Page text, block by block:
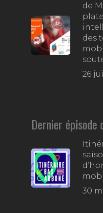
de
des
26
Dernier épisode
30